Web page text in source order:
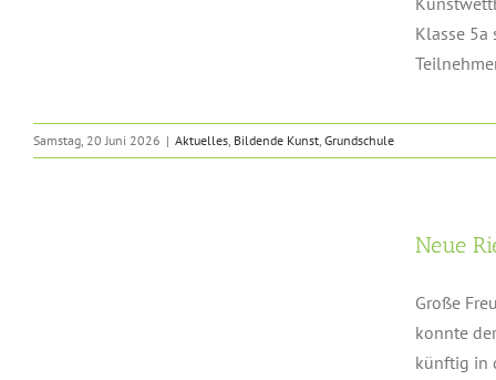
Klasse
Samstag, 20 Juni 2026 | Aktuelles, Bildende Kunst, Grundschule
Neue
Große
konnte
künftig in